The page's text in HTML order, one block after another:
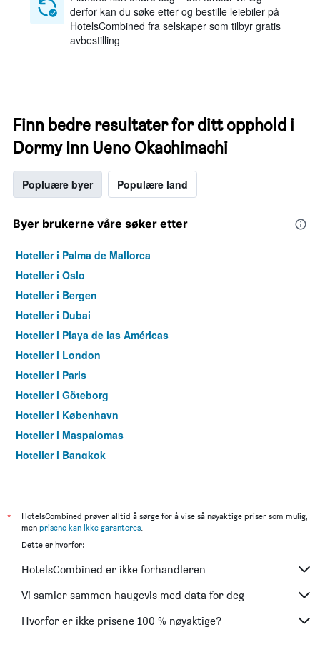
derfor kan du søke etter og bestille leiebiler på
HotelsCombined fra selskaper som tilbyr gratis
avbestilling
Finn bedre resultater for ditt opphold i
Dormy Inn Ueno Okachimachi
Popluære byer Populære land
Byer brukerne våre søker etter
Hoteller i Palma de Mallorca
Hoteller i Oslo
Hoteller i Bergen
Hoteller i Dubai
Hoteller i Playa de las Américas
Hoteller i London
Hoteller i Paris
Hoteller i Göteborg
Hoteller i København
Hoteller i Maspalomas
Hoteller i Bangkok
*
HotelsCombined prøver alltid å sørge for å vise så nøyaktige priser som mulig,
men prisene kan ikke garanteres.
Dette er hvorfor:
HotelsCombined er ikke forhandleren
Vi samler sammen haugevis med data for deg
Hvorfor er ikke prisene 100 % nøyaktige?